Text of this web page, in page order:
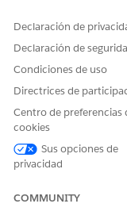
Consulte Acceso de
Detalles de acción
Nombre de API
Tipo de acción de
más plantillas de
Declaración de
Declaración de
Condiciones de uso
Directrices de
Centro de preferencias
cookies
Sus opciones de
privacidad
COMMUNITY